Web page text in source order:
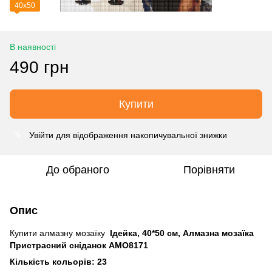
40х50
В наявності
490 грн
Купити
Увійти для відображення накопичувальної знижки
До обраного Порівняти
Опис
Купити алмазну мозаїку Ідейка, 40*50 см, Алмазна мозаїка
Пристрасний сніданок AMO8171
Кількість кольорів: 23